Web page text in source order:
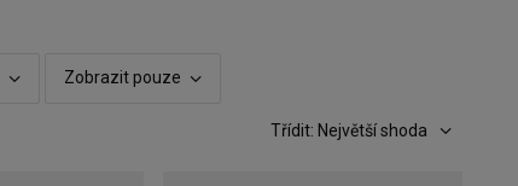
Zobrazit pouze
Třídit: Největší shoda